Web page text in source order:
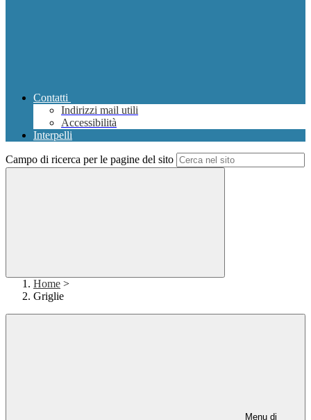
Contatti
Indirizzi mail utili
Accessibilità
Interpelli
Campo di ricerca per le pagine del sito
Home >
Griglie
Menu di